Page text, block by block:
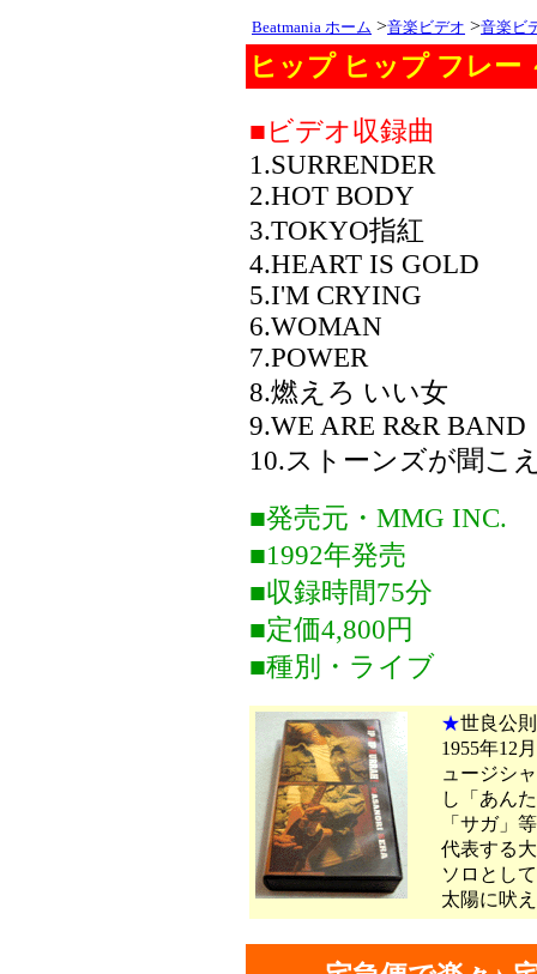
Beatmania ホーム >音楽ビデオ >音楽ビ
ヒップ ヒップ フレー
■ビデオ収録曲
1.SURRENDER
2.HOT BODY
3.TOKYO指紅
4.HEART IS GOLD
5.I'M CRYING
6.WOMAN
7.POWER
8.燃えろ いい女
9.WE ARE R&R BAND
10.ストーンズが聞こ
■発売元・MMG INC.
■1992年発売
■収録時間75分
■定価4,800円
■種別・ライブ
★世良公
1955年12
ュージシ
し「あん
「サガ」
代表する
ソロとし
太陽に吠